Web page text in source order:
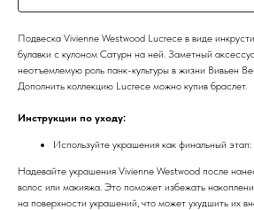
Подвеска Vivienne Westwood Lucrece в виде
булавки с кулоном Сатурн на ней. Заметный
неотъемлемую роль панк-культуры в жизни Вивьен
Дополнить коллекцию Lucrece можно купив браслет.
Инструкции по уходу:
Используйте украшения как финальный этап:
Надевайте украшения Vivienne Westwood после
волос или макияжа. Это поможет избежать
на поверхности украшений, что может ухудшить их